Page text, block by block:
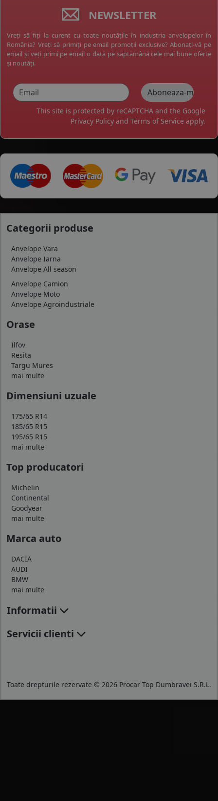
NEWSLETTER
Vreți să fiți la curent cu toate noutățile în industria anvelopelor în
România? Vreți să primiți pe email promoții exclusive? Abonați-vă pe
email și veți primi pe email o dată pe săptămână cele mai bune oferte
și noutăți.
This site is protected by reCAPTCHA and the Google
Privacy Policy and Terms of Service apply.
Categorii produse
Anvelope Vara
Anvelope Iarna
Anvelope All season
Anvelope Camion
Anvelope Moto
Anvelope Agroindustriale
Orase
Ilfov
Resita
Targu Mures
mai multe
Dimensiuni uzuale
175/65 R14
185/65 R15
195/65 R15
mai multe
Top producatori
Michelin
Continental
Goodyear
mai multe
Marca auto
DACIA
AUDI
BMW
mai multe
Informatii
Servicii clienti
Toate drepturile rezervate © 2026 Procar Top Dumbravei S.R.L.